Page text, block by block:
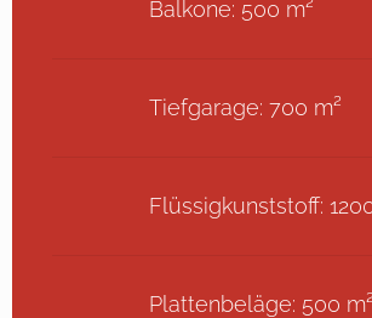
Balkone: 500 m²
Tiefgarage: 700 m²
Flüssigkunststoff:
Plattenbeläge: 500 m²